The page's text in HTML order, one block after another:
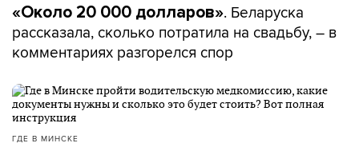
«Около 20 000 долларов». Беларуска
рассказала, сколько потратила на свадьбу, – в
комментариях разгорелся спор
ГДЕ В МИНСКЕ